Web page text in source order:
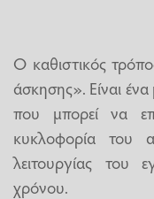
Ο καθιστικός
άσκησης». Είναι
που μπορεί να
κυκλοφορία του
λειτουργίας
χρόνου.